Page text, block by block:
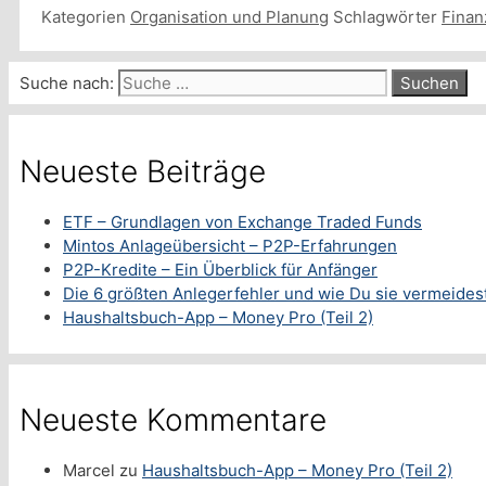
Kategorien Organisation und Planung Schlagwörter
Suche nach:
Neueste Beiträge
ETF – Grundlagen von Exchange Traded Funds
Mintos Anlageübersicht – P2P-Erfahrungen
P2P-Kredite – Ein Überblick für Anfänger
Die 6 größten Anlegerfehler und wie Du sie
Haushaltsbuch-App – Money Pro (Teil 2)
Neueste Kommentare
Marcel zu Haushaltsbuch-App – Money Pro (Teil 2)